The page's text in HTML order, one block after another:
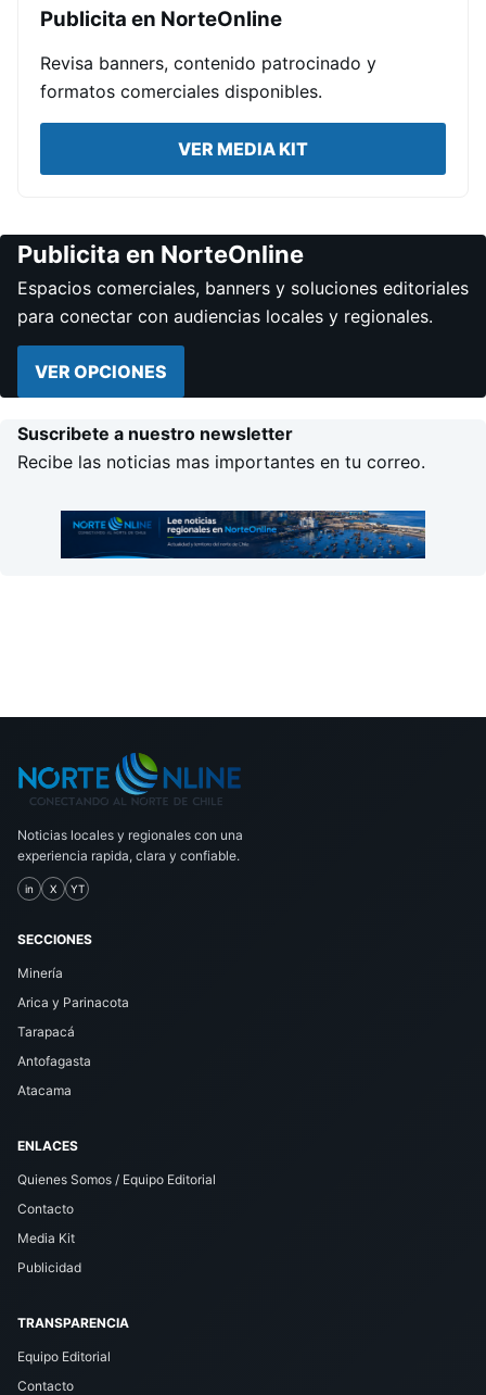
Publicita en NorteOnline
Revisa banners, contenido patrocinado y
formatos comerciales disponibles.
VER MEDIA KIT
Publicita en NorteOnline
Espacios comerciales, banners y soluciones editoriales
para conectar con audiencias locales y regionales.
VER OPCIONES
Suscribete a nuestro newsletter
Recibe las noticias mas importantes en tu correo.
Noticias locales y regionales con una
experiencia rapida, clara y confiable.
in X YT
SECCIONES
Minería
Arica y Parinacota
Tarapacá
Antofagasta
Atacama
ENLACES
Quienes Somos / Equipo Editorial
Contacto
Media Kit
Publicidad
TRANSPARENCIA
Equipo Editorial
Contacto